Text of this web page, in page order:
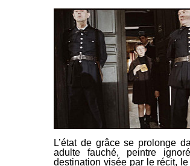
L’état de grâce se prolonge
adulte fauché, peintre
destination visée par le récit, le